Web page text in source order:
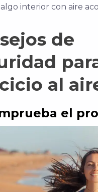
interior con aire
de
al
el